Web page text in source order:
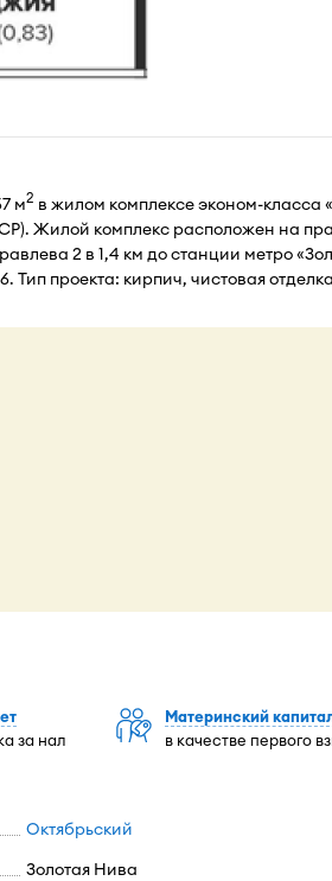
м2 в жилом комплексе эконом-класса «
Жилой комплекс расположен на
2 в 1,4 км до станции метро
проекта: кирпич, чистовая
за нал
Материнский
в качестве первого
Октябрьский
Золотая Нива